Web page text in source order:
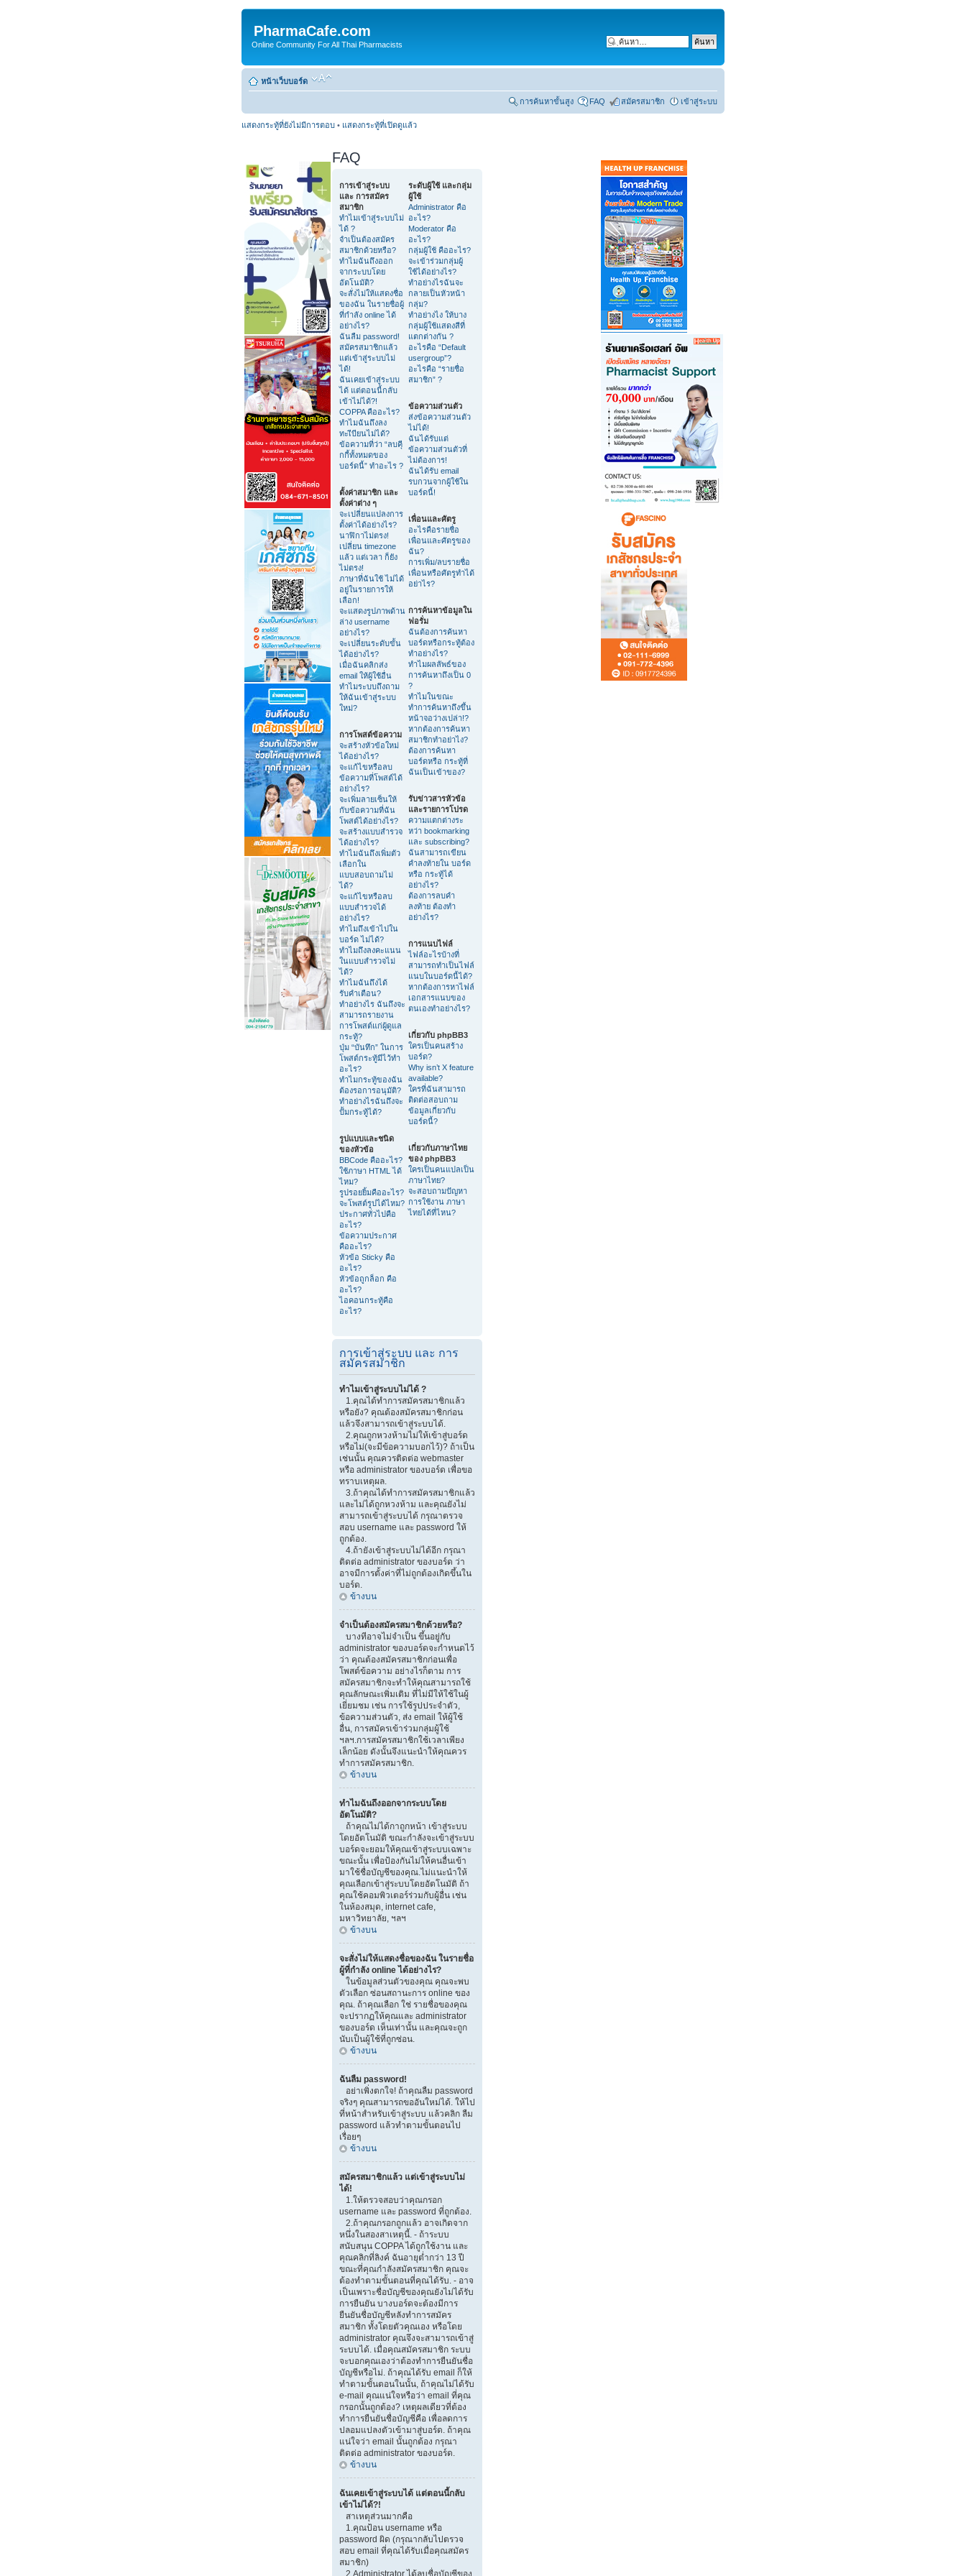
PharmaCafe.com
Online Community For All Thai Pharmacists
หน้าเว็บบอร์ด
การค้นหาขั้นสูง FAQ สมัครสมาชิก เข้าสู่ระบบ
แสดงกระทู้ที่ยังไม่มีการตอบ • แสดงกระทู้ที่เปิดดูแล้ว
FAQ
การเข้าสู่ระบบ
และ การสมัคร
สมาชิก
ทำไมเข้าสู่ระบบไม่
ได้ ?
จำเป็นต้องสมัคร
สมาชิกด้วยหรือ?
ทำไมฉันถึงออก
จากระบบโดย
อัตโนมัติ?
จะสั่งไม่ให้แสดงชื่อ
ของฉัน ในรายชื่อผู้
ที่กำลัง online ได้
อย่างไร?
ฉันลืม password!
สมัครสมาชิกแล้ว
แต่เข้าสู่ระบบไม่
ได้!
ฉันเคยเข้าสู่ระบบ
ได้ แต่ตอนนี้กลับ
เข้าไม่ได้?!
COPPA คืออะไร?
ทำไมฉันถึงลง
ทะเีบียนไม่ได้?
ข้อความที่ว่า “ลบคุี
กกี้ทั้งหมดของ
บอร์ดนี้” ทำอะไร ?
ตั้งค่าสมาชิก และ
ตั้งค่าต่าง ๆ
จะเปลี่ยนแปลงการ
ตั้งค่าได้อย่างไร?
นาฬิกาไม่ตรง!
เปลี่ยน timezone
แล้ว แต่เวลา ก็ยัง
ไม่ตรง!
ภาษาที่ฉันใช้ ไม่ได้
อยู่ในรายการให้
เลือก!
จะแสดงรูปภาพด้าน
ล่าง username
อย่างไร?
จะเปลี่ยนระดับขั้น
ได้อย่างไร?
เมื่อฉันคลิกส่ง
email ให้ผู้ใช้อื่น
ทำไมระบบถึงถาม
ให้ฉันเข้าสู่ระบบ
ใหม่?
การโพสต์ข้อความ
จะสร้างหัวข้อใหม่
ได้อย่างไร?
จะแก้ไขหรือลบ
ข้อความที่โพสต์ได้
อย่างไร?
จะเพิ่มลายเซ็นให้
กับข้อความที่ฉัน
โพสต์ได้อย่างไร?
จะสร้างแบบสำรวจ
ได้อย่างไร?
ทำไมฉันถึงเพิ่มตัว
เลือกใน
แบบสอบถามไม่
ได้?
จะแก้ไขหรือลบ
แบบสำรวจได้
อย่างไร?
ทำไมถึงเข้าไปใน
บอร์ด ไม่ได้?
ทำไมถึงลงคะแนน
ในแบบสำรวจไม่
ได้?
ทำไมฉันถึงได้
รับคำเตือน?
ทำอย่างไร ฉันถึงจะ
สามารถรายงาน
การโพสต์แก่ผู้ดูแล
กระทู้?
ปุ่ม “บันทึก” ในการ
โพสต์กระทู้มีไว้ทำ
อะไร?
ทำไมกระทู้ของฉัน
ต้องรอการอนุมัติ?
ทำอย่างไรฉันถึงจะ
ปั้มกระทู้ได้?
รูปแบบและชนิด
ของหัวข้อ
BBCode คืออะไร?
ใช้ภาษา HTML ได้
ไหม?
รูปรอยยิ้มคืออะไร?
จะโพสต์รูปได้ไหม?
ประกาศทั่วไปคือ
อะไร?
ข้อความประกาศ
คืออะไร?
หัวข้อ Sticky คือ
อะไร?
หัวข้อถูกล็อก คือ
อะไร?
ไอคอนกระทู้คือ
อะไร?
ระดับผู้ใช้ และกลุ่ม
ผู้ใช้
Administrator คือ
อะไร?
Moderator คือ
อะไร?
กลุ่มผู้ใช้ คืออะไร?
จะเข้าร่วมกลุ่มผู้
ใช้ได้อย่างไร?
ทำอย่างไรฉันจะ
กลายเป็นหัวหน้า
กลุ่ม?
ทำอย่างไง ให้บาง
กลุ่มผู้ใช้แสดงสีที่
แตกต่างกัน ?
อะไรคือ “Default
usergroup”?
อะไรคือ “รายชื่อ
สมาชิก” ?
ข้อความส่วนตัว
ส่งข้อความส่วนตัว
ไม่ได้!
ฉันได้รับแต่
ข้อความส่วนตัวที่
ไม่ต้องการ!
ฉันได้รับ email
รบกวนจากผู้ใช้ใน
บอร์ดนี้!
เพื่อนและศัตรู
อะไรคือรายชื่อ
เพื่อนและศัตรูของ
ฉัน?
การเพิ่ม/ลบรายชื่อ
เพื่อนหรือศัตรูทำได้
อย่าไร?
การค้นหาข้อมูลใน
ฟอรั่ม
ฉันต้องการค้นหา
บอร์ดหรือกระทู้ต้อง
ทำอย่างไร?
ทำไมผลลัพธ์ของ
การค้นหาถึงเป็น 0
?
ทำไมในขณะ
ทำการค้นหาถึงขึ้น
หน้าจอว่างเปล่า!?
หากต้องการค้นหา
สมาชิกทำอย่าไง?
ต้องการค้นหา
บอร์ดหรือ กระทู้ที่
ฉันเป็นเข้าของ?
รับข่าวสารหัวข้อ
และรายการโปรด
ความแตกต่างระ
หว่า bookmarking
และ subscribing?
ฉันสามารถเขียน
คำลงท้ายใน บอร์ด
หรือ กระทู้ได้
อย่างไร?
ต้องการลบคำ
ลงท้าย ต้องทำ
อย่างไร?
การแนบไฟล์
ไฟล์อะไรบ้างที่
สามารถทำเป็นไฟล์
แนบในบอร์ดนี้ได้?
หากต้องการหาไฟล์
เอกสารแนบของ
ตนเองทำอย่างไร?
เกี่ยวกับ phpBB3
ใครเป็นคนสร้าง
บอร์ด?
Why isn’t X feature
available?
ใครที่ฉันสามารถ
ติดต่อสอบถาม
ข้อมูลเกี่ยวกับ
บอร์ดนี้?
เกี่ยวกับภาษาไทย
ของ phpBB3
ใครเป็นคนแปลเป็น
ภาษาไทย?
จะสอบถามปัญหา
การใช้งาน ภาษา
ไทยได้ที่ไหน?
การเข้าสู่ระบบ และ การ
สมัครสมาชิก
ทำไมเข้าสู่ระบบไม่ได้ ?
1.คุณได้ทำการสมัครสมาชิกแล้ว
หรือยัง? คุณต้องสมัครสมาชิกก่อน
แล้วจึงสามารถเข้าสู่ระบบได้.
2.คุณถูกหวงห้ามไม่ให้เข้าสู่บอร์ด
หรือไม่(จะมีข้อความบอกไว้)? ถ้าเป็น
เช่นนั้น คุณควรติดต่อ webmaster
หรือ administrator ของบอร์ด เพื่อขอ
ทราบเหตุผล.
3.ถ้าคุณได้ทำการสมัครสมาชิกแล้ว
และไม่ได้ถูกหวงห้าม และคุณยังไม่
สามารถเข้าสู่ระบบได้ กรุณาตรวจ
สอบ username และ password ให้
ถูกต้อง.
4.ถ้ายังเข้าสู่ระบบไม่ได้อีก กรุณา
ติดต่อ administrator ของบอร์ด ว่า
อาจมีการตั้งค่าที่ไม่ถูกต้องเกิดขึ้นใน
บอร์ด.
ข้างบน
จำเป็นต้องสมัครสมาชิกด้วยหรือ?
บางทีอาจไม่จำเป็น ขึ้นอยู่กับ
administrator ของบอร์ดจะกำหนดไว้
ว่า คุณต้องสมัครสมาชิกก่อนเพื่อ
โพสต์ข้อความ อย่างไรก็ตาม การ
สมัครสมาชิกจะทำให้คุณสามารถใช้
คุณลักษณะเพิ่มเติม ที่ไม่มีให้ใช้ในผู้
เยี่ยมชม เช่น การใช้รูปประจำตัว,
ข้อความส่วนตัว, ส่ง email ให้ผู้ใช้
อื่น, การสมัครเข้าร่วมกลุ่มผู้ใช้
ฯลฯ.การสมัครสมาชิกใช้เวลาเพียง
เล็กน้อย ดังนั้นจึงแนะนำให้คุณควร
ทำการสมัครสมาชิก.
ข้างบน
ทำไมฉันถึงออกจากระบบโดย
อัตโนมัติ?
ถ้าคุณไม่ได้กาถูกหน้า เข้าสู่ระบบ
โดยอัตโนมัติ ขณะกำลังจะเข้าสู่ระบบ
บอร์ดจะยอมให้คุณเข้าสู่ระบบเฉพาะ
ขณะนั้น เพื่อป้องกันไม่ให้คนอื่นเข้า
มาใช้ชื่อบัญชีของคุณ.ไม่แนะนำให้
คุณเลือกเข้าสู่ระบบโดยอัตโนมัติ ถ้า
คุณใช้คอมพิวเตอร์ร่วมกับผู้อื่น เช่น
ในห้องสมุด, internet cafe,
มหาวิทยาลัย, ฯลฯ
ข้างบน
จะสั่งไม่ให้แสดงชื่อของฉัน ในรายชื่อ
ผู้ที่กำลัง online ได้อย่างไร?
ในข้อมูลส่วนตัวของคุณ คุณจะพบ
ตัวเลือก ซ่อนสถานะการ online ของ
คุณ. ถ้าคุณเลือก ใช่ รายชื่อของคุณ
จะปรากฏให้คุณและ administrator
ของบอร์ด เห็นเท่านั้น และคุณจะถูก
นับเป็นผู้ใช้ที่ถูกซ่อน.
ข้างบน
ฉันลืม password!
อย่าเพิ่งตกใจ! ถ้าคุณลืม password
จริงๆ คุณสามารถขออันใหม่ได้. ให้ไป
ที่หน้าสำหรับเข้าสู่ระบบ แล้วคลิก ลืม
password แล้วทำตามขั้นตอนไป
เรื่อยๆ
ข้างบน
สมัครสมาชิกแล้ว แต่เข้าสู่ระบบไม่
ได้!
1.ให้ตรวจสอบว่าคุณกรอก
username และ password ที่ถูกต้อง.
2.ถ้าคุณกรอกถูกแล้ว อาจเกิดจาก
หนึ่งในสองสาเหตุนี้. - ถ้าระบบ
สนับสนุน COPPA ได้ถูกใช้งาน และ
คุณคลิกที่ลิงค์ ฉันอายุต่ำกว่า 13 ปี
ขณะที่คุณกำลังสมัครสมาชิก คุณจะ
ต้องทำตามขั้นตอนที่คุณได้รับ. - อาจ
เป็นเพราะชื่อบัญชีของคุณยังไม่ได้รับ
การยืนยัน บางบอร์ดจะต้องมีการ
ยืนยันชื่อบัญชีหลังทำการสมัคร
สมาชิก ทั้งโดยตัวคุณเอง หรือโดย
administrator คุณจึงจะสามารถเข้าสู่
ระบบได้. เมื่อคุณสมัครสมาชิก ระบบ
จะบอกคุณเองว่าต้องทำการยืนยันชื่อ
บัญชีหรือไม่. ถ้าคุณได้รับ email ก็ให้
ทำตามขั้นตอนในนั้น, ถ้าคุณไม่ได้รับ
e-mail คุณแน่ใจหรือว่า email ที่คุณ
กรอกนั้นถูกต้อง? เหตุผลเดียวที่ต้อง
ทำการยืนยันชื่อบัญชีคือ เพื่อลดการ
ปลอมแปลงตัวเข้ามาสู่บอร์ด. ถ้าคุณ
แน่ใจว่า email นั้นถูกต้อง กรุณา
ติดต่อ administrator ของบอร์ด.
ข้างบน
ฉันเคยเข้าสู่ระบบได้ แต่ตอนนี้กลับ
เข้าไม่ได้?!
สาเหตุส่วนมากคือ
1.คุณป้อน username หรือ
password ผิด (กรุณากลับไปตรวจ
สอบ email ที่คุณได้รับเมื่อคุณสมัคร
สมาชิก)
2.Administrator ได้ลบชื่อบัญชีของ